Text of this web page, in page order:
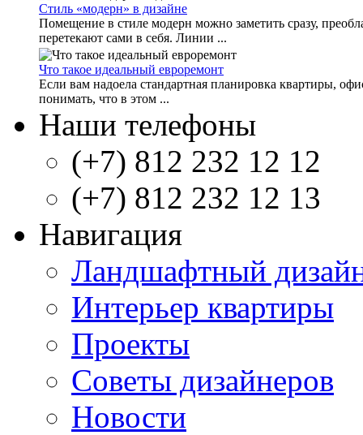
Стиль «модерн» в дизайне
Помещение в стиле модерн можно заметить сразу,
перетекают сами в себя. Линии ...
Что такое идеальный евроремонт
Если вам надоела стандартная планировка квартиры,
понимать, что в этом ...
Наши телефоны
(+7) 812 232 12 12
(+7) 812 232 12 13
Навигация
Ландшафтный
Интерьер квартиры
Проекты
Советы дизайнеров
Новости